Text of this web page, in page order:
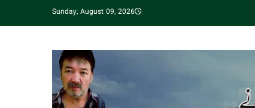
Sunday, August 09, 2026